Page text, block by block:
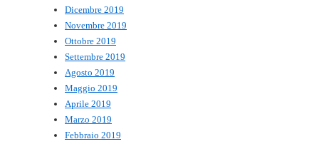
Dicembre 2019
Novembre 2019
Ottobre 2019
Settembre 2019
Agosto 2019
Maggio 2019
Aprile 2019
Marzo 2019
Febbraio 2019